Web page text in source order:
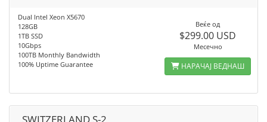
Dual Intel Xeon X5670
128GB
1TB SSD
10Gbps
100TB Monthly Bandwidth
100% Uptime Guarantee
Веќе од
$299.00 USD
Месечно
НАРАЧАЈ ВЕДНАШ